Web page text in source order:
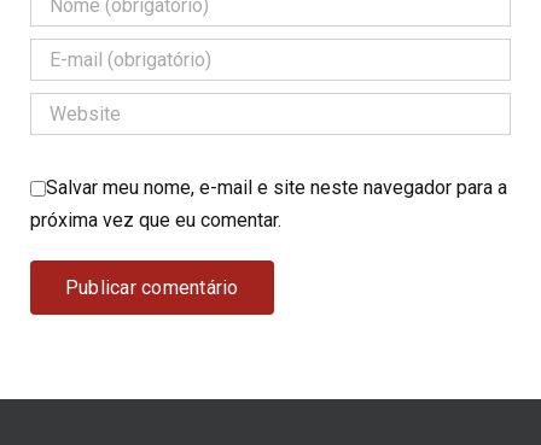
Salvar meu nome, e-mail e site neste navegador para a
próxima vez que eu comentar.